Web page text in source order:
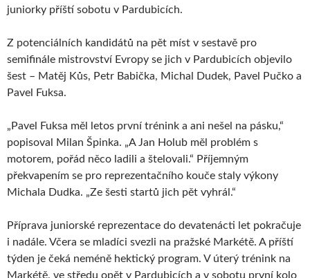
juniorky příští sobotu v Pardubicích.
Z potenciálních kandidátů na pět míst v sestavě pro
semifinále mistrovství Evropy se jich v Pardubicích objevilo
šest – Matěj Kůs, Petr Babička, Michal Dudek, Pavel Pučko a
Pavel Fuksa.
„Pavel Fuksa měl letos první trénink a ani nešel na pásku,“
popisoval Milan Špinka. „A Jan Holub měl problém s
motorem, pořád něco ladili a štelovali.“ Příjemným
překvapením se pro reprezentačního kouče staly výkony
Michala Dudka. „Ze šesti startů jich pět vyhrál.“
Příprava juniorské reprezentace do devatenácti let pokračuje
i nadále. Včera se mladíci svezli na pražské Markétě. A příští
týden je čeká neméně hektický program. V úterý trénink na
Markétě, ve středu opět v Pardubicích a v sobotu první kolo